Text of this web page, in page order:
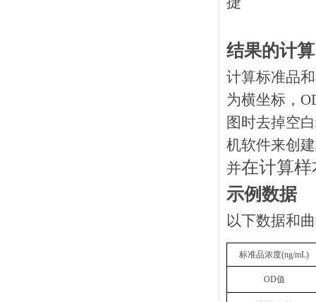
结果的计算
计算标准品
为横坐标，
图时去掉空
机软件来创
并在计算
示例数据
以下数据和
标准品浓度(ng/mL)
OD值